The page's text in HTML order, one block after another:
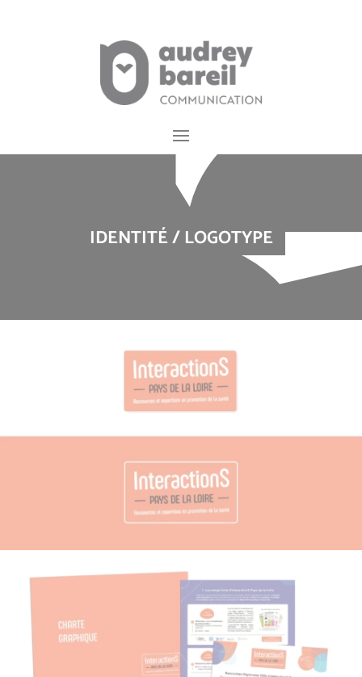
IDENTITÉ / LOGOTYPE